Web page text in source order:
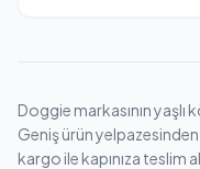
Doggie markasının yaşlı
Geniş ürün
kargo ile kapınıza teslim